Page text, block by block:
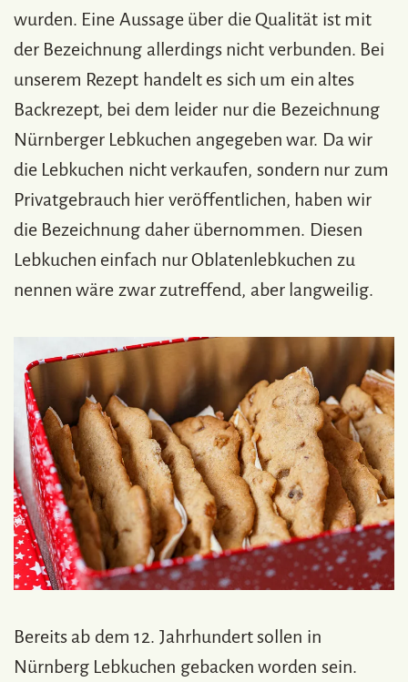
wurden. Eine Aussage über die Qualität ist mit
der Bezeichnung allerdings nicht verbunden. Bei
unserem Rezept handelt es sich um ein altes
Backrezept, bei dem leider nur die Bezeichnung
Nürnberger Lebkuchen angegeben war. Da wir
die Lebkuchen nicht verkaufen, sondern nur zum
Privatgebrauch hier veröffentlichen, haben wir
die Bezeichnung daher übernommen. Diesen
Lebkuchen einfach nur Oblatenlebkuchen zu
nennen wäre zwar zutreffend, aber langweilig.
Bereits ab dem 12. Jahrhundert sollen in
Nürnberg Lebkuchen gebacken worden sein.